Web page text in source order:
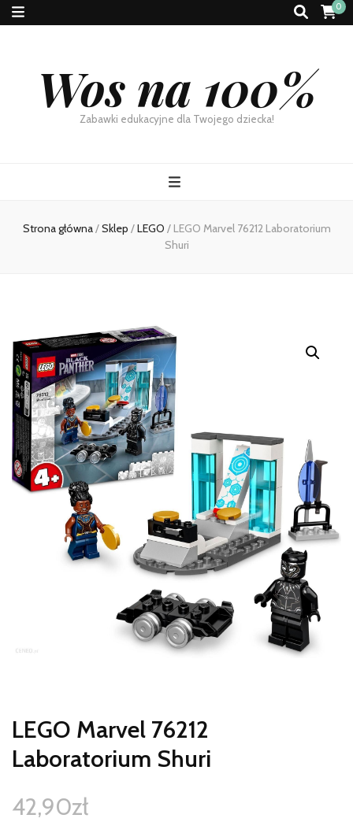
0
Wos na 100%
Zabawki edukacyjne dla Twojego dziecka!
Strona główna/Sklep /LEGO / LEGO Marvel 76212 Laboratorium
Shuri
LEGO Marvel 76212
Laboratorium Shuri
42,90zł